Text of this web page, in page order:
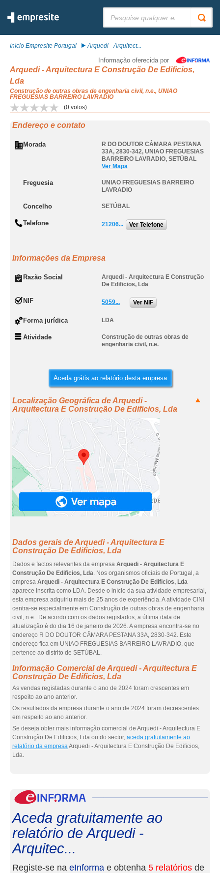
Início Empresite Portugal Arquedi - Arquitect...
Informação oferecida por
Arquedi - Arquitectura E Construção De Edificios,
Lda
Construção de outras obras de engenharia civil, n.e., UNIAO
FREGUESIAS BARREIRO LAVRADIO
(0 votos)
Endereço e contato
Morada
R DO DOUTOR CÂMARA PESTANA
33A, 2830-342, UNIAO FREGUESIAS
BARREIRO LAVRADIO, SETÚBAL
Ver Mapa
Freguesia
UNIAO FREGUESIAS BARREIRO
LAVRADIO
Concelho SETÚBAL
Telefone 21206... Ver Telefone
Informações da Empresa
Razão Social
Arquedi - Arquitectura E Construção
De Edificios, Lda
NIF 5059... Ver NIF
Forma jurídica LDA
Atividade
Construção de outras obras de
engenharia civil, n.e.
Aceda grátis ao relatório desta empresa
Localização Geográfica de Arquedi -
Arquitectura E Construção De Edificios, Lda
Dados gerais de Arquedi - Arquitectura E
Construção De Edificios, Lda
Dados e factos relevantes da empresa Arquedi - Arquitectura E
Construção De Edificios, Lda. Nos organismos oficiais de Portugal, a
empresa Arquedi - Arquitectura E Construção De Edificios, Lda
aparece inscrita como LDA. Desde o início da sua atividade empresarial,
esta empresa adquiriu mais de 25 anos de experiência. A atividade CINI
centra-se especialmente em Construção de outras obras de engenharia
civil, n.e.. De acordo com os dados registados, a última data de
atualização é do dia 16 de janeiro de 2026. A empresa encontra-se no
endereço R DO DOUTOR CÂMARA PESTANA 33A, 2830-342. Este
endereço fica em UNIAO FREGUESIAS BARREIRO LAVRADIO, que
pertence ao distrito de SETÚBAL.
Informação Comercial de Arquedi - Arquitectura E
Construção De Edificios, Lda
As vendas registadas durante o ano de 2024 foram crescentes em
respeito ao ano anterior.
Os resultados da empresa durante o ano de 2024 foram decrescentes
em respeito ao ano anterior.
Se deseja obter mais informação comercial de Arquedi - Arquitectura E
Construção De Edificios, Lda ou do sector, aceda gratuitamente ao
relatório da empresaArquedi - Arquitectura E Construção De Edificios,
Lda.
Aceda gratuitamente ao
relatório de Arquedi -
Arquitec...
Registe-se na eInforma e obtenha 5 relatórios de